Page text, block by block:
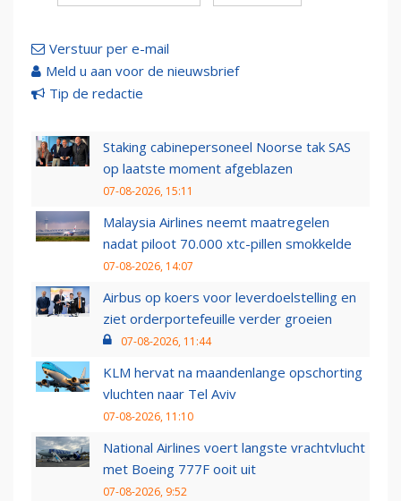
Verstuur per e-mail
Meld u aan voor de nieuwsbrief
Tip de redactie
Staking cabinepersoneel Noorse tak SAS
op laatste moment afgeblazen
07-08-2026, 15:11
Malaysia Airlines neemt maatregelen
nadat piloot 70.000 xtc-pillen smokkelde
07-08-2026, 14:07
Airbus op koers voor leverdoelstelling en
ziet orderportefeuille verder groeien
07-08-2026, 11:44
KLM hervat na maandenlange opschorting
vluchten naar Tel Aviv
07-08-2026, 11:10
National Airlines voert langste vrachtvlucht
met Boeing 777F ooit uit
07-08-2026, 9:52